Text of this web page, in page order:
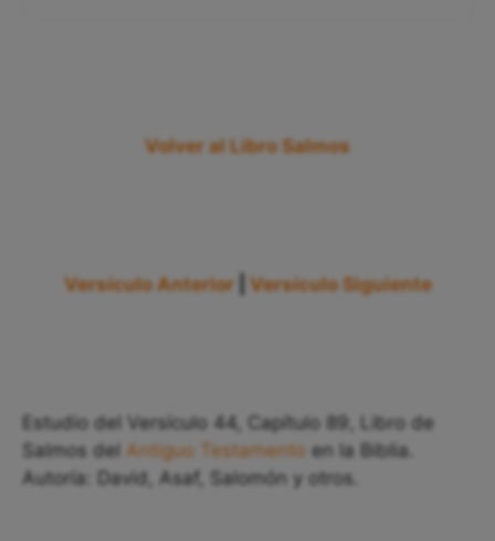
Volver al Libro Salmos
Versículo Anterior Versículo Siguiente
Estudio del Versículo 44, Capítulo 89, Libro de
Salmos del Antiguo Testamento en la Biblia.
Autoría: David, Asaf, Salomón y otros.